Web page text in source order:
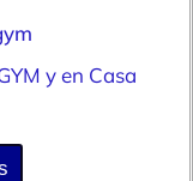
y en Casa